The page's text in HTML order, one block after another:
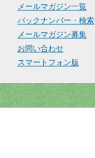
メールマガジン一覧
バックナンバー・検索
メールマガジン募集
お問い合わせ
スマートフォン版